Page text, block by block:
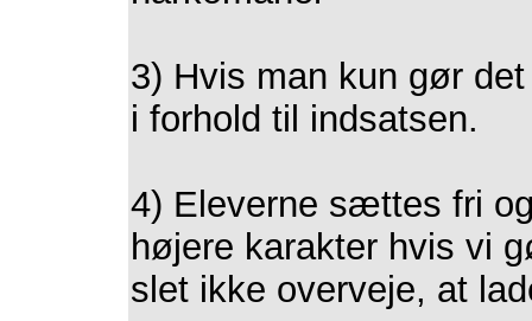
3) Hvis man kun gør
i forhold til indsatsen.
4) Eleverne sættes fri
højere karakter hvis vi
slet ikke overveje, at